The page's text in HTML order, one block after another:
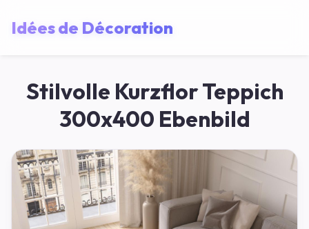
Idées de Décoration
Stilvolle Kurzflor Teppich
300x400 Ebenbild